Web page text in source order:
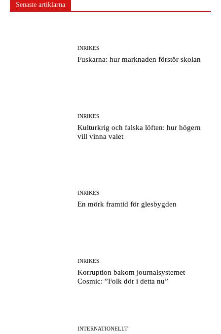
Senaste artiklarna
INRIKES
Fuskarna: hur marknaden förstör skolan
INRIKES
Kulturkrig och falska löften: hur högern
vill vinna valet
INRIKES
En mörk framtid för glesbygden
INRIKES
Korruption bakom journalsystemet
Cosmic: ”Folk dör i detta nu”
INTERNATIONELLT